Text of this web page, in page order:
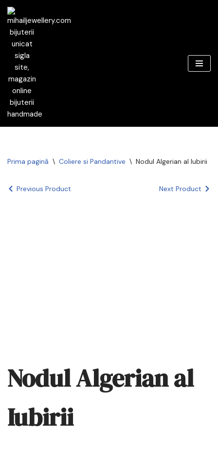
Prima pagină \ Coliere si Pandantive \ Nodul Algerian al Iubirii
Previous Product Next Product
Nodul Algerian al
Iubirii